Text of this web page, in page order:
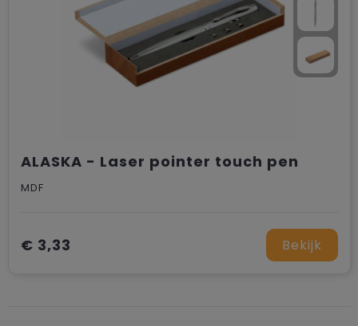
ALASKA - Laser pointer touch pen
MDF
€ 3,33 Bekijk